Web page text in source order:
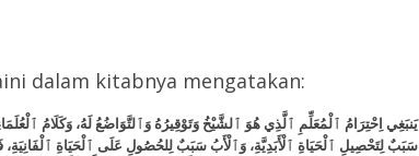
dalam kitabnya mengatakan:
يَنبَغِي اِحْتِرَامُ ٱلْمُعَلِّمِ ٱلَّذِي هُوَ ٱلشَّيْخُ وَتَوْقِيرُهُ وَٱلتَّوَاضُعُ لَهُ، وَكَلَامُ
سَبَبٌ لِتَحْصِيلِ ٱلْحَيَاةِ ٱلْأَبَدِيَّةِ، وَٱلْأَبُ سَبَبٌ لِلحُصُولِ عَلَى ٱلْحَيَاةِ